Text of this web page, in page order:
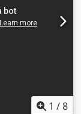
x 900 x 1550
S Hel Sef
1 /8